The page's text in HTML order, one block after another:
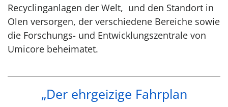
Recyclinganlagen der Welt, und den Standort in
Olen versorgen, der verschiedene Bereiche sowie
die Forschungs- und Entwicklungszentrale von
Umicore beheimatet.
„Der ehrgeizige Fahrplan